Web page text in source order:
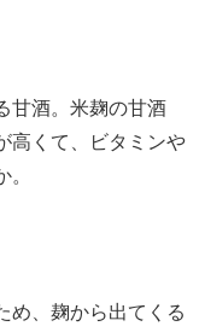
甘酒。米麹の甘酒
高くて、ビタミンや
め、麹から出てくる